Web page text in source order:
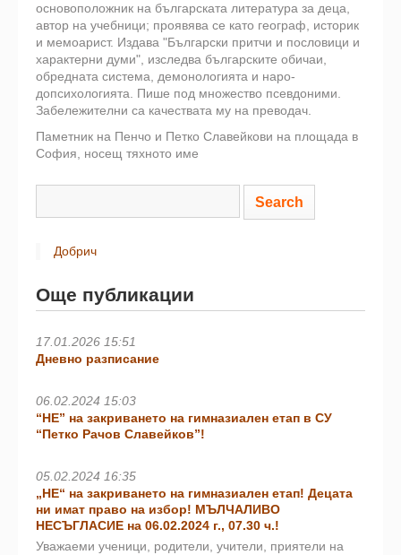
основоположник на българската литература за деца,
автор на учебници; проявява се като географ, историк
и мемоарист. Издава "Български притчи и пословици и
харак­терни думи", изследва българските обичаи,
обредната система, демонологията и наро­
допсихологията. Пише под множество псевдоними.
Забележителни са качествата му на преводач.
Паметник на Пенчо и Петко Славейкови на площада в
София, носещ тяхното име
Добрич
Още публикации
17.01.2026 15:51
Дневно разписание
06.02.2024 15:03
“НЕ” на закриването на гимназиален етап в СУ
“Петко Рачов Славейков”!
05.02.2024 16:35
„НЕ“ на закриването на гимназиален етап! Децата
ни имат право на избор! МЪЛЧАЛИВО
НЕСЪГЛАСИЕ на 06.02.2024 г., 07.30 ч.!
Уважаеми ученици, родители, учители, приятели на